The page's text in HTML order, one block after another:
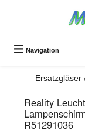
Navigation
Ersatzgläser
Reality
R51291036